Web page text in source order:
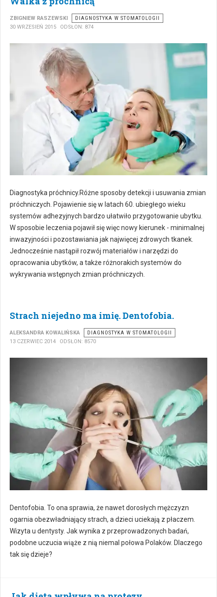
ZBIGNIEW RASZEWSKI
DIAGNOSTYKA W STOMATOLOGII
30 WRZESIEŃ 2015
ODSŁON: 874
Diagnostyka próchnicy.Różne sposoby detekcji i usuwania zmian
próchniczych. Pojawienie się w latach 60. ubiegłego wieku
systemów adhezyjnych bardzo ułatwiło przygotowanie ubytku.
W sposobie leczenia pojawił się więc nowy kierunek - minimalnej
inwazyjności i pozostawiania jak najwięcej zdrowych tkanek.
Jednocześnie nastąpił rozwój materiałów i narzędzi do
opracowania ubytków, a także różnorakich systemów do
wykrywania wstępnych zmian próchniczych.
Strach niejedno ma imię. Dentofobia.
ALEKSANDRA KOWALIŃSKA
DIAGNOSTYKA W STOMATOLOGII
13 CZERWIEC 2014
ODSŁON: 8570
Dentofobia. To ona sprawia, że nawet dorosłych mężczyzn
ogarnia obezwładniający strach, a dzieci uciekają z płaczem.
Wizyta u dentysty. Jak wynika z przeprowadzonych badań,
podobne uczucia wiąże z nią niemal połowa Polaków. Dlaczego
tak się dzieje?